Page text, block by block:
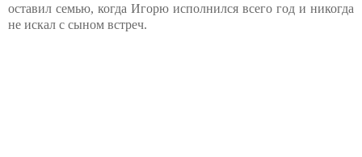
оставил семью, когда Игорю исполнился всего год и никогда
не искал с сыном встреч.